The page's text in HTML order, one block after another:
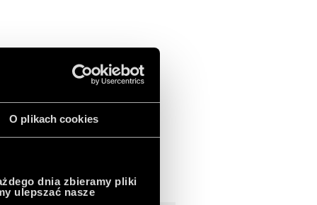
O plikach cookies
dnia zbieramy pliki
ulepszać nasze
Zobacz nasze produkty